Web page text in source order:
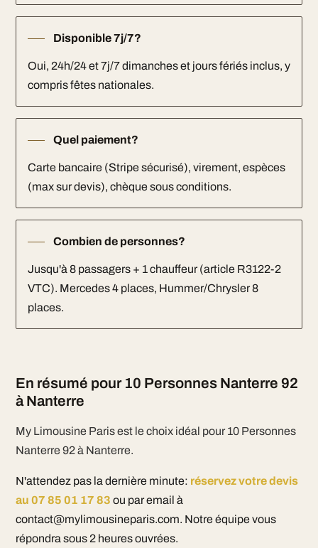
Disponible 7j/7?
Oui, 24h/24 et 7j/7 dimanches et jours fériés inclus, y
compris fêtes nationales.
Quel paiement?
Carte bancaire (Stripe sécurisé), virement, espèces
(max sur devis), chèque sous conditions.
Combien de personnes?
Jusqu'à 8 passagers + 1 chauffeur (article R3122-2
VTC). Mercedes 4 places, Hummer/Chrysler 8
places.
En résumé pour 10 Personnes Nanterre 92
à Nanterre
My Limousine Paris est le choix idéal pour 10 Personnes
Nanterre 92 à Nanterre.
N'attendez pas la dernière minute: réservez votre devis
au 07 85 01 17 83 ou par email à
contact@mylimousineparis.com. Notre équipe vous
répondra sous 2 heures ouvrées.